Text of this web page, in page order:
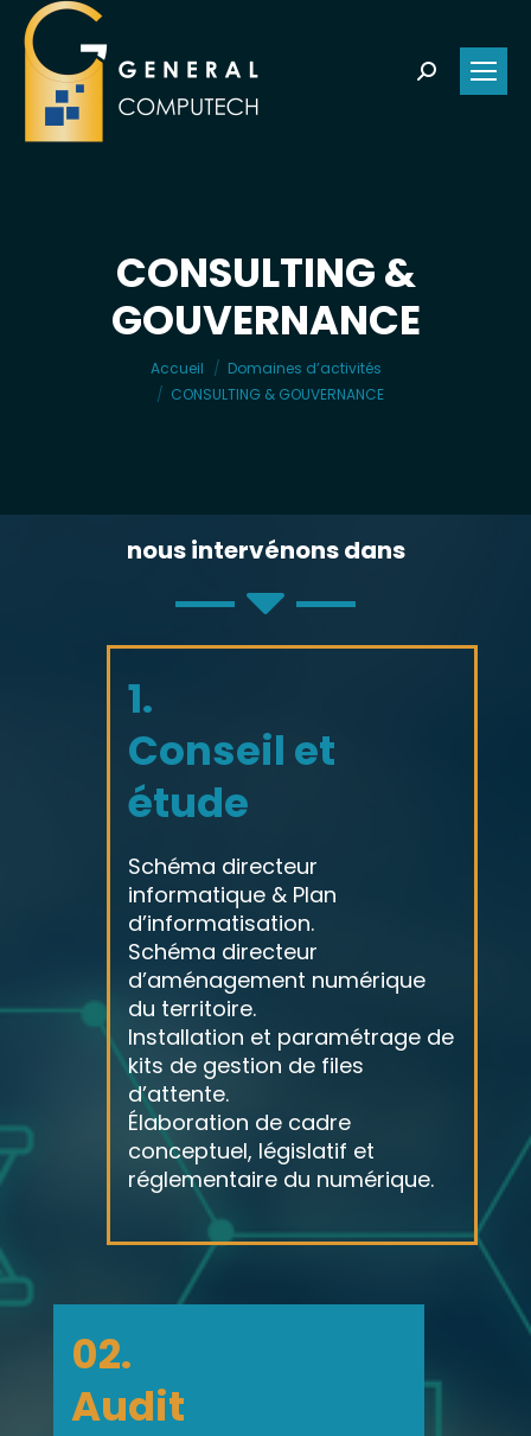
Search:
CONSULTING &
GOUVERNANCE
Vous êtes ici :
Accueil
Domaines d’activités
CONSULTING & GOUVERNANCE
nous intervénons dans
1.
Conseil et
étude
Schéma directeur
informatique & Plan
d’informatisation.
Schéma directeur
d’aménagement numérique
du territoire.
Installation et paramétrage de
kits de gestion de files
d’attente.
Élaboration de cadre
conceptuel, législatif et
réglementaire du numérique.
02.
Audit